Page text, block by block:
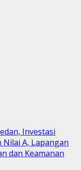
Investasi
A, Lapangan
dan Keamanan